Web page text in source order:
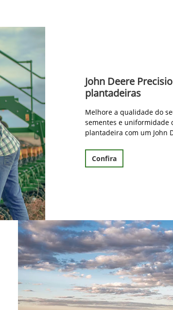
John Deere
plantadeiras
Melhore a qualidade do
sementes e uniformidade
plantadeira com um John
Confira